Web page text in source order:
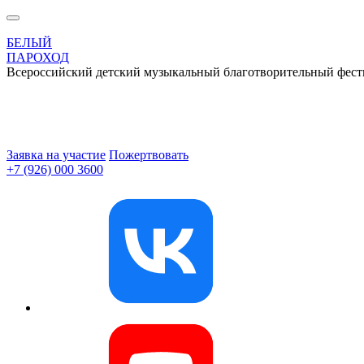
БЕЛЫЙ
ПАРОХОД
Всероссийский детский музыкальный благотворительный
Заявка на участие Пожертвовать
+7 (926) 000 3600